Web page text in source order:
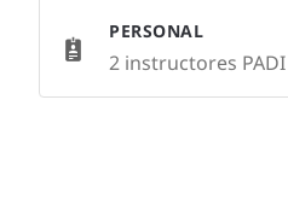
PERSONAL
2 instructores PADI